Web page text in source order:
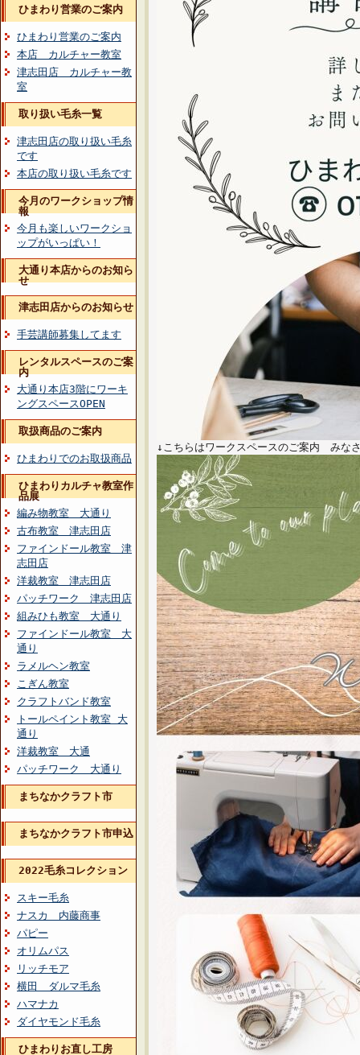
ひまわり営業のご案内
ひまわり営業のご案内
本店 カルチャー教室
津志田店 カルチャー教
室
取り扱い毛糸一覧
津志田店の取り扱い毛糸
です
本店の取り扱い毛糸です
今月のワークショップ情
報
今月も楽しいワークショ
ップがいっぱい！
大通り本店からのお知ら
せ
津志田店からのお知らせ
手芸講師募集してます
レンタルスペースのご案
内
大通り本店3階にワーキ
ングスペースOPEN
取扱商品のご案内
ひまわりでのお取扱商品
ひまわりカルチャ教室作
品展
編み物教室 大通り
古布教室 津志田店
ファインドール教室 津
志田店
洋裁教室 津志田店
パッチワーク 津志田店
組みひも教室 大通り
ファインドール教室 大
通り
ラメルヘン教室
こぎん教室
クラフトバンド教室
トールペイント教室 大
通り
洋裁教室 大通
パッチワーク 大通り
まちなかクラフト市
まちなかクラフト市申込
2022毛糸コレクション
スキー毛糸
ナスカ 内藤商事
パピー
オリムパス
リッチモア
横田 ダルマ毛糸
ハマナカ
ダイヤモンド毛糸
ひまわりお直し工房
↓こちらはワークスペースのご案内 みな